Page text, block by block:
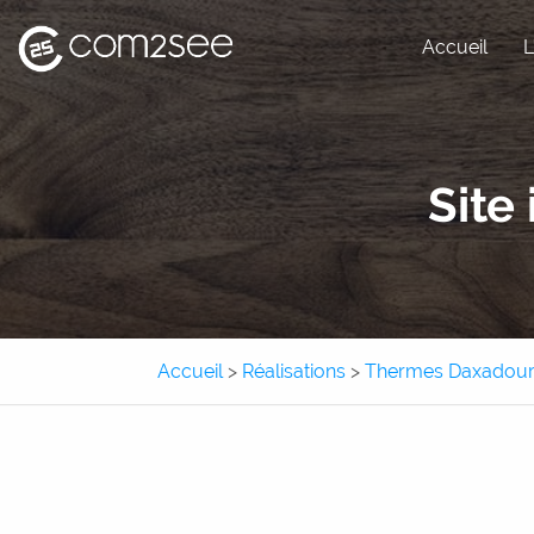
Accueil
Site internet
Site e-commerce
Application mobile
Site
Accueil> Réalisations > Thermes Daxadour